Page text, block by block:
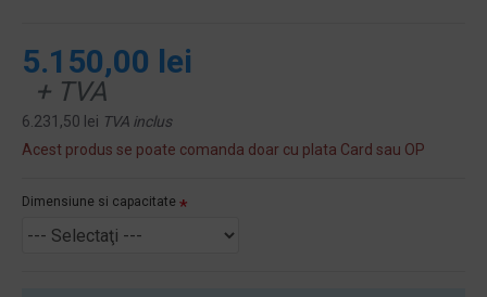
5.150,00 lei
+ TVA
6.231,50 lei TVA inclus
Acest produs se poate comanda doar cu plata Card sau OP
Dimensiune si capacitate